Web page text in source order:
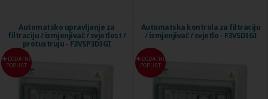
Automatsko upravljanje za
filtraciju / izmjenjivač / svjetlost /
protustruju - F3VSP3DIGI
DODATNI
POPUST
Automatska kontrola za filtraciju
/ izmjenjivač / svjetlo - F3VSDIGI
DODATNI
POPUST